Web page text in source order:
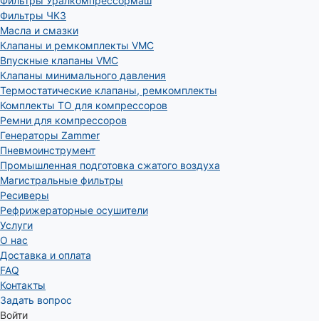
Фильтры ЧКЗ
Масла и смазки
Клапаны и ремкомплекты VMC
Впускные клапаны VMC
Клапаны минимального давления
Термостатические клапаны, ремкомплекты
Комплекты ТО для компрессоров
Ремни для компрессоров
Генераторы Zammer
Пневмоинструмент
Промышленная подготовка сжатого воздуха
Магистральные фильтры
Ресиверы
Рефрижераторные осушители
Услуги
О нас
Доставка и оплата
FAQ
Контакты
Задать вопрос
Войти